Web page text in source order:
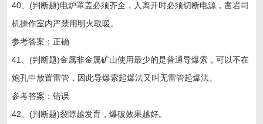
40、(判断题)电炉罩盖必须齐全，人离开时必须切断电源，凿岩司
机操作室内严禁用明火取暖。
参考答案：正确
41、(判断题)金属非金属矿山使用最少的是普通导爆索，可以不在
炮孔中放置雷管，因此导爆索起爆法又叫无雷管起爆法。
参考答案：错误
42、(判断题)裂隙越发育，爆破效果越好。